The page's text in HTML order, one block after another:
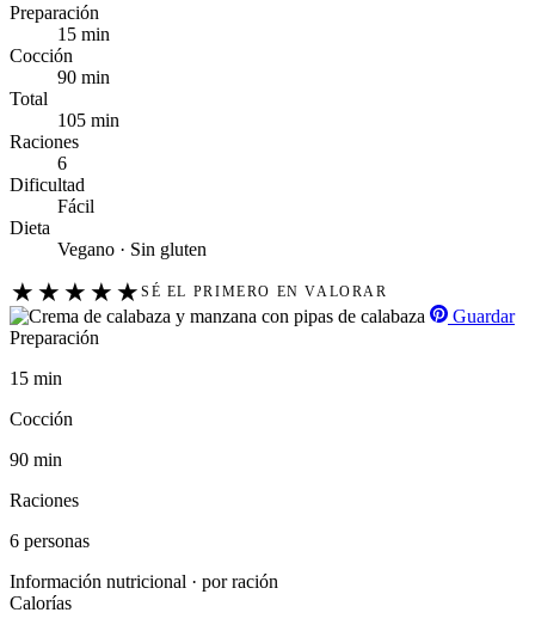
Preparación
15 min
Cocción
90 min
Total
105 min
Raciones
6
Dificultad
Fácil
Dieta
Vegano · Sin gluten
★ ★ ★ ★ ★ SÉ EL PRIMERO EN VALORAR
Guardar
Preparación
15 min
Cocción
90 min
Raciones
6 personas
Información nutricional · por ración
Calorías